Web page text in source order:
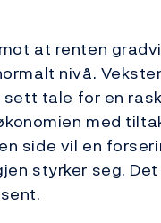
at renten
nivå.
tale for en
med
side vil en
styrker seg.